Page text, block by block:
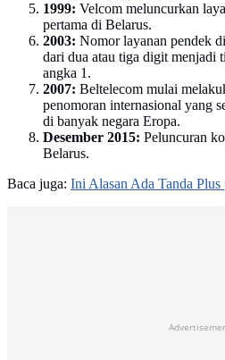
1999: Velcom meluncurkan
pertama di Belarus.
2003: Nomor layanan pendek
dari dua atau tiga digit menjadi
angka 1.
2007: Beltelecom mulai
penomoran internasional yang
di banyak negara Eropa.
Desember 2015: Peluncuran
Belarus.
Baca juga: Ini Alasan Ada Tanda